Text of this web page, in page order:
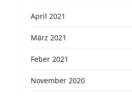
April 2021
März 2021
Feber 2021
November 2020